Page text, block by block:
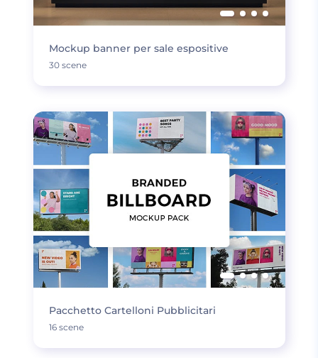
Mockup banner per sale espositive
30 scene
Pacchetto Cartelloni Pubblicitari
16 scene